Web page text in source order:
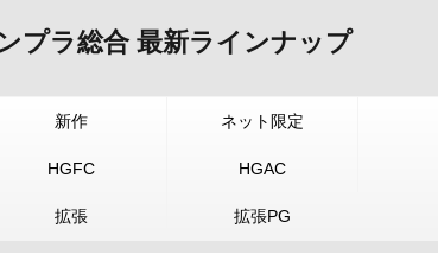
プラ総合 最新ラインナップ
新作 ネット限定
HGFC HGAC
拡張 拡張PG